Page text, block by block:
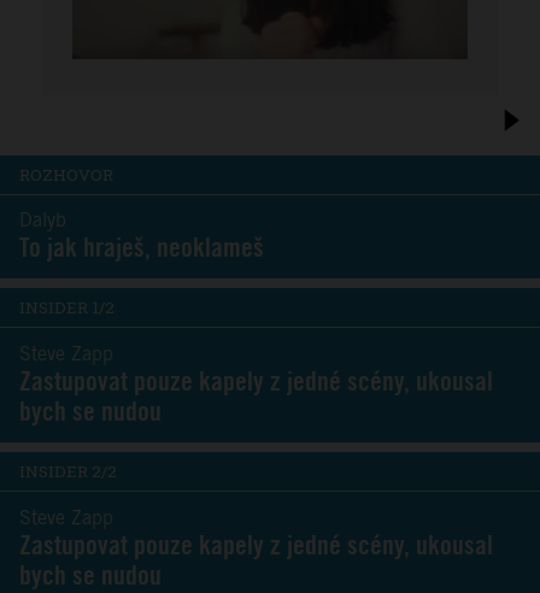
ROZHOVOR
Dalyb
To jak hraješ, neoklameš
INSIDER 1/2
Steve Zapp
Zastupovat pouze kapely z jedné scény, ukousal
bych se nudou
INSIDER 2/2
Steve Zapp
Zastupovat pouze kapely z jedné scény, ukousal
bych se nudou